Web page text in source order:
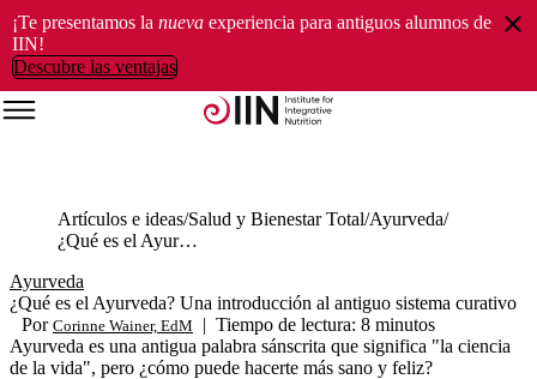
¡Te presentamos la nueva experiencia para antiguos alumnos de
IIN!
Descubre las ventajas
Artículos e ideas Salud y Bienestar Total Ayurveda
¿Qué es el Ayurveda? Una introducción al antiguo sistema curativo
Ayurveda
¿Qué es el Ayurveda? Una introducción al antiguo sistema curativo
Por Corinne Wainer, EdM | Tiempo de lectura: 8 minutos
Ayurveda es una antigua palabra sánscrita que significa "la ciencia
de la vida", pero ¿cómo puede hacerte más sano y feliz?